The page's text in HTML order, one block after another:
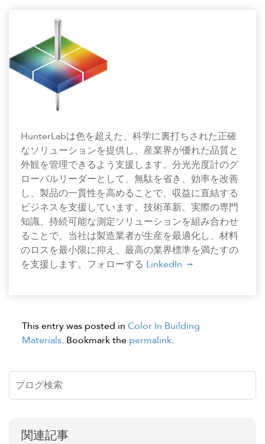
HunterLabは色を超えた、科学に裏打ちされた正確
なソリューションを提供し、産業界が優れた品質と
外観を管理できるよう支援します。分光光度計のグ
ローバルリーダーとして、無駄を省き、効率を改善
し、製品の一貫性を高めることで、収益に直結する
ビジネスを支援しています。技術革新、実際の専門
知識、持続可能な測定ソリューションを組み合わせ
ることで、当社は製造業者が生産を最適化し、材料
のロスを最小限に抑え、最高の業界標準を満たすの
を支援します。フォローする LinkedIn
This entry was posted in Color In Building
Materials. Bookmark the permalink.
関連記事